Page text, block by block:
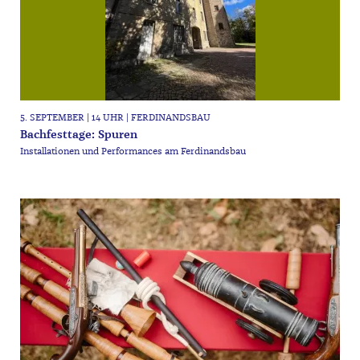
5. SEPTEMBER | 14 UHR | FERDINANDSBAU
Bachfesttage: Spuren
Installationen und Performances am Ferdinandsbau